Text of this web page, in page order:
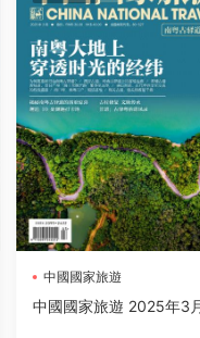
中國國家旅遊
中國國家旅遊 2025年3